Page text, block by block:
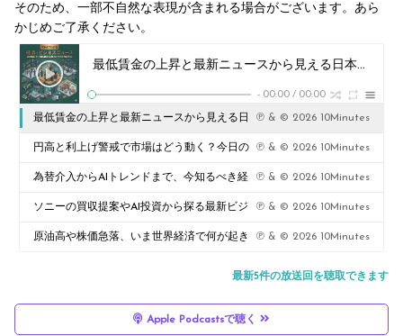
そのため、一部不自然な表現が含まれる場合がございます。あら
かじめご了承ください。
最低賃金の上昇と最新ニュースから見える日本経済の行方は？
- 00:00 / 00:00
最低賃金の上昇と最新ニュースから見える日
本経済の行方は？
℗ & © 2026 10Minutes
円高と利上げ警戒で市場はどう動く？今日の
注目ニュースは？
℗ & © 2026 10Minutes
為替介入からAIトレンドまで、今知るべき経
済の動きとは？
℗ & © 2026 10Minutes
ソニーの買収提案やAI投資から探る最新ビジ
ネスの注目点とは？
℗ & © 2026 10Minutes
原油高や株価急落、いま世界経済で何が起き ℗ & © 2026 10Minutes
最新5件の放送回を聴取できます
Apple Podcastsで聴く